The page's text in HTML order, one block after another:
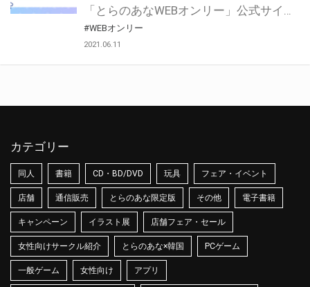
「とらのあなWEBオンリー」公式サイトでとらのあな通販の「割引クーポン」を配布中！ イベントごとに開催当日限定で使える割引クーポンのシリアルコードを発行します。 とらのあなWEBオンリーのページをチェックして、イベント当日にお得にお買い物を楽しみましょう♪ ※本キャンペーンは予告なく終了する場合がございます。 とらのあなWEBオンリーサイトはこちら
#WEBオンリー
2021.06.11
カテゴリー
同人 書籍 CD・BD/DVD 玩具 フェア・イベント
店舗 通信販売 とらのあな限定版 その他 電子書籍
キャンペーン イラスト展 店舗フェア・セール
女性向けサークル紹介 とらのあな×韓国 PCゲーム
一般ゲーム 女性向け アプリ